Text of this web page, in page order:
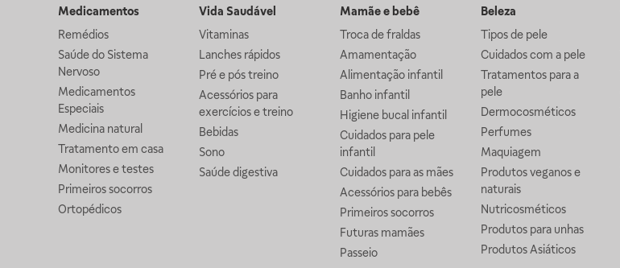
Medicamentos
Remédios
Saúde do Sistema
Nervoso
Medicamentos
Especiais
Medicina natural
Tratamento em casa
Monitores e testes
Primeiros socorros
Ortopédicos
Vida Saudável
Vitaminas
Lanches rápidos
Pré e pós treino
Acessórios para
exercícios e treino
Bebidas
Sono
Saúde digestiva
Mamãe e bebê
Troca de fraldas
Amamentação
Alimentação infantil
Banho infantil
Higiene bucal infantil
Cuidados para pele
infantil
Cuidados para as mães
Acessórios para bebês
Primeiros socorros
Futuras mamães
Passeio
Beleza
Tipos de pele
Cuidados com a pele
Tratamentos para a
pele
Dermocosméticos
Perfumes
Maquiagem
Produtos veganos e
naturais
Nutricosméticos
Produtos para unhas
Produtos Asiáticos